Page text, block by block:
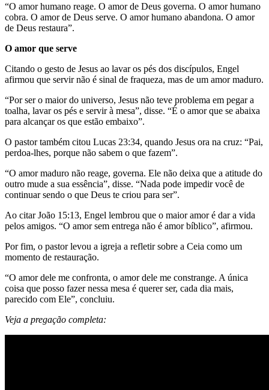
“O amor humano reage. O amor de Deus governa. O amor humano
cobra. O amor de Deus serve. O amor humano abandona. O amor
de Deus restaura”.
O amor que serve
Citando o gesto de Jesus ao lavar os pés dos discípulos, Engel
afirmou que servir não é sinal de fraqueza, mas de um amor maduro.
“Por ser o maior do universo, Jesus não teve problema em pegar a
toalha, lavar os pés e servir à mesa”, disse. “É o amor que se abaixa
para alcançar os que estão embaixo”.
O pastor também citou Lucas 23:34, quando Jesus ora na cruz: “Pai,
perdoa-lhes, porque não sabem o que fazem”.
“O amor maduro não reage, governa. Ele não deixa que a atitude do
outro mude a sua essência”, disse. “Nada pode impedir você de
continuar sendo o que Deus te criou para ser”.
Ao citar João 15:13, Engel lembrou que o maior amor é dar a vida
pelos amigos. “O amor sem entrega não é amor bíblico”, afirmou.
Por fim, o pastor levou a igreja a refletir sobre a Ceia como um
momento de restauração.
“O amor dele me confronta, o amor dele me constrange. A única
coisa que posso fazer nessa mesa é querer ser, cada dia mais,
parecido com Ele”, concluiu.
Veja a pregação completa: